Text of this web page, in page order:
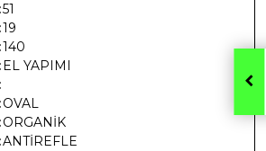
51
19
140
EL YAPIMI
OVAL
ORGANİK
ANTİREFLE